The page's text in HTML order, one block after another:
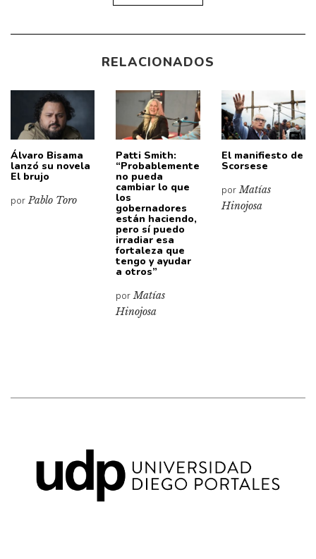
RELACIONADOS
Álvaro Bisama
lanzó su novela
El brujo
porPablo Toro
Patti Smith:
“Probablemente
no pueda
cambiar lo que
los
gobernadores
están haciendo,
pero sí puedo
irradiar esa
fortaleza que
tengo y ayudar
a otros”
porMatías
Hinojosa
El manifiesto de
Scorsese
porMatías
Hinojosa